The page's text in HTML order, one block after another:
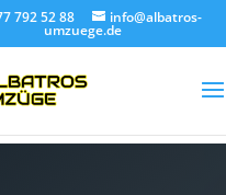
792 52 88 info@albatros-
umzuege.de